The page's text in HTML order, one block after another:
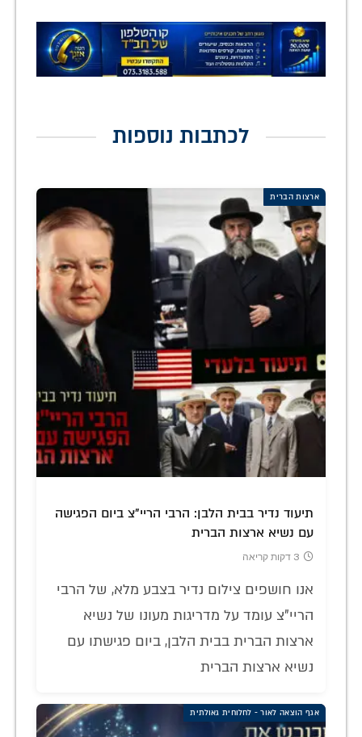
לכתבות נוספות
ארצות הברית
תיעוד נדיר בבית הלבן: הרבי הריי"צ ביום הפגישה
עם נשיא ארצות הברית
3 דקות קריאה
אנו חושפים צילום נדיר בצבע מלא, של הרבי
הריי"צ עומד על מדריגות מעונו של נשיא
ארצות הברית בבית הלבן, ביום פגישתו עם
נשיא ארצות הברית
אגף הוצאה לאור - לחלוחית גאולתית